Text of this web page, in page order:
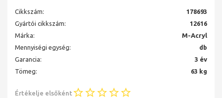
Cikkszám:
178693
Gyártói cikkszám:
12616
Márka:
M-Acryl
Mennyiségi egység:
db
Garancia:
3 év
Tömeg:
63 kg
Értékelje elsőként